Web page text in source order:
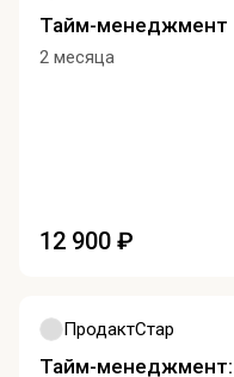
Тайм-менеджмент
2 месяца
12 900 ₽
ПродактСтар
Тайм-менеджмент: